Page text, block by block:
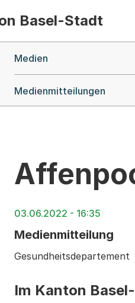
Basel-Stadt
Medien
Medienmitteilungen
03.06.2022 - 16:35
Medienmitteilung
Gesundheitsdepartement
Im Kanton